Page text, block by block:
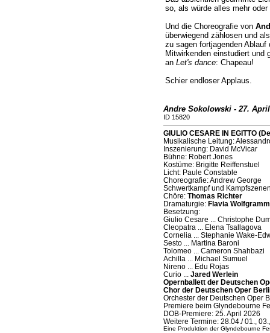
so, als würde alles mehr
Und die Choreografie von
überwiegend zählosen und
zu sagen fortjagenden
Mitwirkenden einstudiert und
an Let's dance: Chapeau!
Schier endloser Applaus.
Andre Sokolowski - 27. April
ID 15820
GIULIO CESARE IN EGITTO
Musikalische Leitung:
Inszenierung: David McVicar
Bühne: Robert Jones
Kostüme: Brigitte Reiffenstuel
Licht: Paule Constable
Choreografie: Andrew George
Schwertkampf und
Chöre: Thomas Richter
Dramaturgie: Flavia Wolfgramm
Besetzung:
Giulio Cesare ... Christophe
Cleopatra ... Elena Tsallagova
Cornelia ... Stephanie Wake-
Sesto ... Martina Baroni
Tolomeo ... Cameron Shahbazi
Achilla ... Michael Sumuel
Nireno ... Edu Rojas
Curio ... Jared Werlein
Opernballett der Deutschen
Chor der Deutschen Oper
Orchester der Deutschen Oper
Premiere beim Glyndebourne
DOB-Premiere: 25. April 2026
Weitere Termine: 28.04./ 01.,
Eine Produktion der Glyndebourne